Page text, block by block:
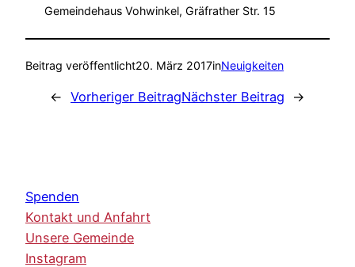
Gemeindehaus Vohwinkel, Gräfrather Str. 15
Beitrag veröffentlicht20. März 2017inNeuigkeiten
← Vorheriger BeitragNächster Beitrag →
Spenden
Kontakt und Anfahrt
Unsere Gemeinde
Instagram